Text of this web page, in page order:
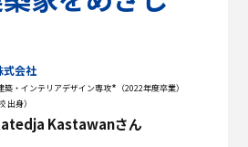
式会社
築・インテリアデザイン専攻* （2022年度卒業）
出身）
Kastawanさん